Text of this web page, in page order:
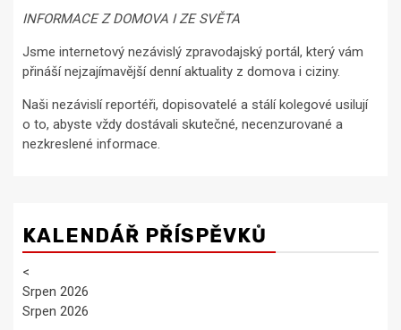
INFORMACE Z DOMOVA I ZE SVĚTA
Jsme internetový nezávislý zpravodajský portál, který vám
přináší nejzajímavější denní aktuality z domova i ciziny.
Naši nezávislí reportéři, dopisovatelé a stálí kolegové usilují
o to, abyste vždy dostávali skutečné, necenzurované a
nezkreslené informace.
KALENDÁŘ PŘÍSPĚVKŮ
<
Srpen 2026
Srpen 2026